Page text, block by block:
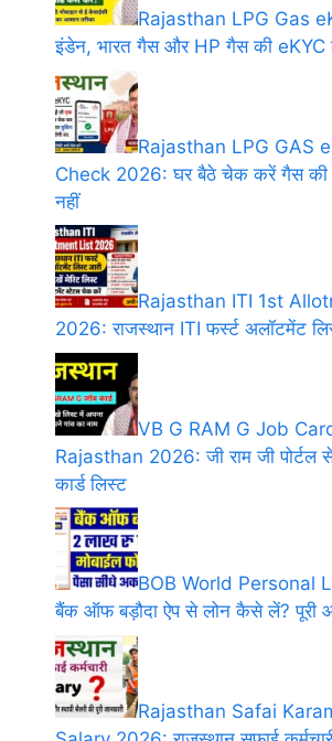
Rajasthan LPG Gas
इंडेन, भारत गैस और HP गैस की
Rajasthan LPG GAS
Check 2026: घर बैठे चेक करें गैस की
नहीं
Rajasthan ITI 1st
2026: राजस्थान ITI फर्स्ट अलॉटमेंट
VB G RAM G Job
Rajasthan 2026: जी राम जी पोर्टल
कार्ड लिस्ट
BOB World Personal
बैंक ऑफ बड़ौदा ऐप से लोन कैसे लें? पूरी
Rajasthan Safai